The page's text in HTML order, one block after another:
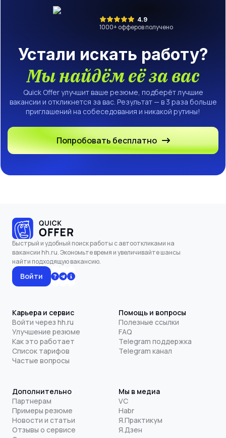
4.9
1000+ офферов получено
Устали искать работу?
Мы найдём её за вас
Quick Offer улучшит ваше резюме, подберёт лучшие
вакансии и откликнется за вас. Результат — в 3 раза больше
приглашений на собеседования и никакой рутины!
Попробовать бесплатно
Быстрый и удобный поиск работы с автооткликами на
вакансии hh.ru. Экономьте время и увеличивайте шансы
найти подходящую вакансию.
Войти
Карьера и сервис
Войти через hh.ru
Улучшение резюме
Как это работает
Список тарифов
Частые вопросы
Помощь и вопросы
Полезные ссылки
FAQ
Telegram поддержка
Telegram канал
Дополнительно
Партнерам
Примеры резюме
Новости и статьи
Отзывы о сервисе
Мы в медиа
VC
Habr
Я.Практикум
Я.Дзен